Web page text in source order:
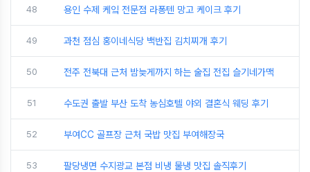
48 용인 수제 케잌 전문점 라퐁텐 망고 케이크 후기
49 과천 점심 홍이네식당 백반집 김치찌개 후기
50 전주 전북대 근처 밤늦게까지 하는 술집 전집 슬기네가맥
51 수도권 출발 부산 도착 농심호텔 야외 결혼식 웨딩 후기
52 부여CC 골프장 근처 국밥 맛집 부여해장국
53 팔당냉면 수지광교 본점 비냉 물냉 맛집 솔직후기